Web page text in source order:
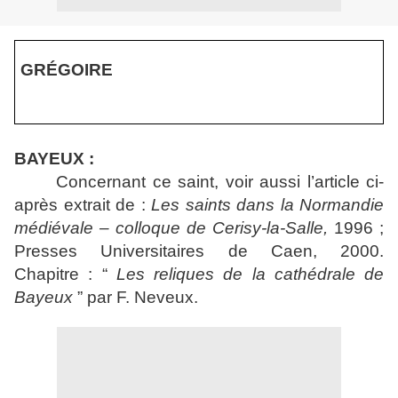
GRÉGOIRE
BAYEUX :
Concernant ce saint, voir aussi l’article ci-
après extrait de : Les saints dans la Normandie
médiévale – colloque de Cerisy-la-Salle, 1996 ;
Presses Universitaires de Caen, 2000.
Chapitre : “ Les reliques de la cathédrale de
Bayeux ” par F. Neveux.